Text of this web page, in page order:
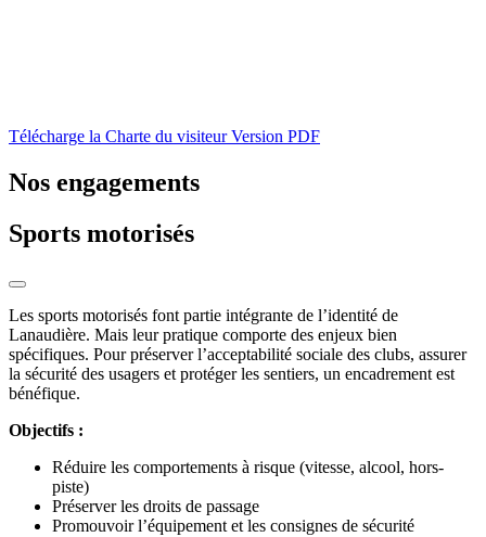
Télécharge la Charte du visiteur Version PDF
Nos engagements
Sports motorisés
Les sports motorisés font partie intégrante de l’identité de
Lanaudière. Mais leur pratique comporte des enjeux bien
spécifiques. Pour préserver l’acceptabilité sociale des clubs, assurer
la sécurité des usagers et protéger les sentiers, un encadrement est
bénéfique.
Objectifs :
Réduire les comportements à risque (vitesse, alcool, hors-
piste)
Préserver les droits de passage
Promouvoir l’équipement et les consignes de sécurité